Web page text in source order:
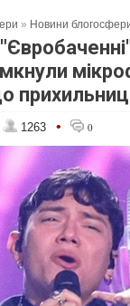
» Новини
1263 • 0